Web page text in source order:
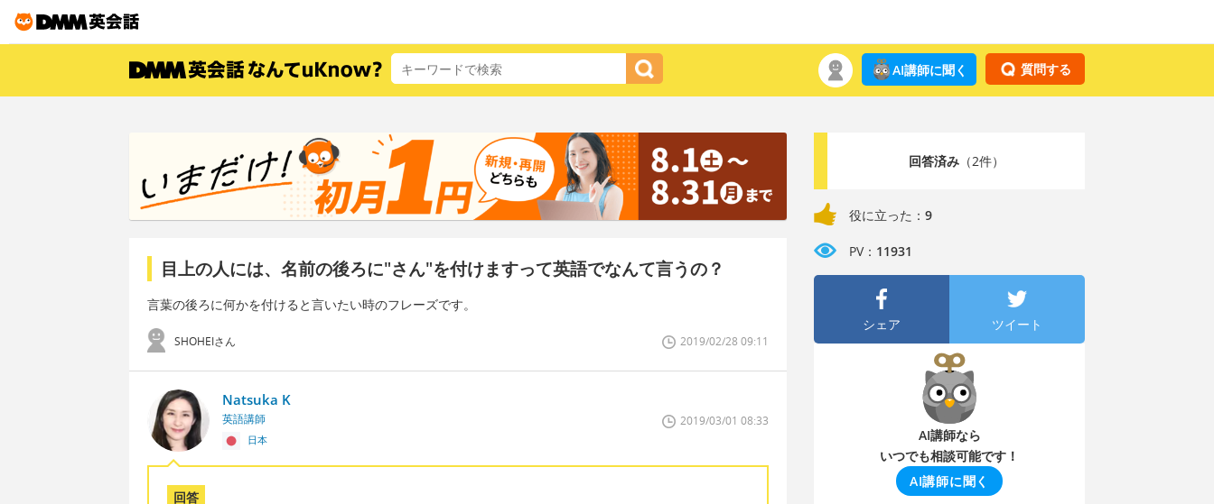
質問する
AI講師に聞く
目上の人には、名前の後ろに"さん"を付けますって英語でなんて言うの？
言葉の後ろに何かを付けると言いたい時のフレーズです。
SHOHEIさん 2019/02/28 09:11
Natsuka K
英語講師
日本
2019/03/01 08:33
回答
回答済み（2件）
役に立った： 9
PV： 11931
シェア ツイート
AI講師なら
いつでも相談可能です！
AI講師に聞く